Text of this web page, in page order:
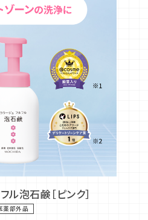
ル泡石鹸［ピンク］
薬部外品